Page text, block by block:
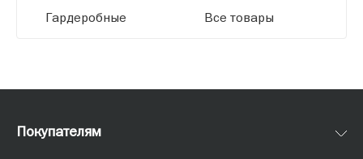
Гардеробные Все товары
Покупателям